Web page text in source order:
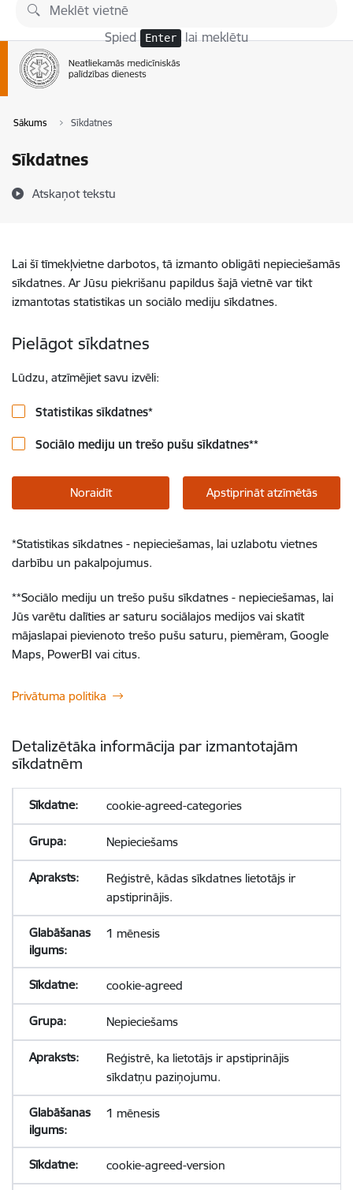
Pāriet uz lapas saturu
Spied Enter lai meklētu
Sākums Sīkdatnes
Sīkdatnes
Atskaņot tekstu
Lai šī tīmekļvietne darbotos, tā izmanto obligāti nepieciešamās
sīkdatnes. Ar Jūsu piekrišanu papildus šajā vietnē var tikt
izmantotas statistikas un sociālo mediju sīkdatnes.
Pielāgot sīkdatnes
Lūdzu, atzīmējiet savu izvēli:
Statistikas sīkdatnes*
Sociālo mediju un trešo pušu sīkdatnes**
Noraidīt Apstiprināt atzīmētās
*Statistikas sīkdatnes - nepieciešamas, lai uzlabotu vietnes
darbību un pakalpojumus.
**Sociālo mediju un trešo pušu sīkdatnes - nepieciešamas, lai
Jūs varētu dalīties ar saturu sociālajos medijos vai skatīt
mājaslapai pievienoto trešo pušu saturu, piemēram, Google
Maps, PowerBI vai citus.
Privātuma politika
Detalizētāka informācija par izmantotajām
sīkdatnēm
cookie-agreed-categories
Nepieciešams
Reģistrē, kādas sīkdatnes lietotājs ir
apstiprinājis.
1 mēnesis
cookie-agreed
Nepieciešams
Reģistrē, ka lietotājs ir apstiprinājis
sīkdatņu paziņojumu.
1 mēnesis
cookie-agreed-version